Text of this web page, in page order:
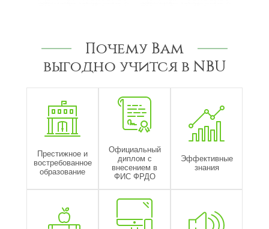
Почему Вам
выгодно учится в NBU
Престижное и
востребованное
образование
Официальный
диплом с
внесением в
ФИС ФРДО
Эффективные
знания